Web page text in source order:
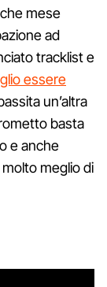
mese
ad
tracklist e
essere
un’altra
basta
e anche
meglio di